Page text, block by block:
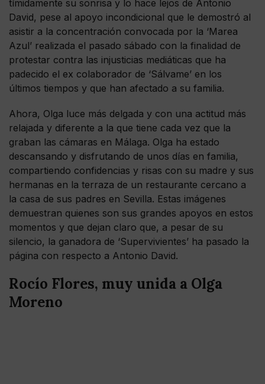
tímidamente su sonrisa y lo hace lejos de Antonio
David, pese al apoyo incondicional que le demostró al
asistir a la concentración convocada por la ‘Marea
Azul’ realizada el pasado sábado con la finalidad de
protestar contra las injusticias mediáticas que ha
padecido el ex colaborador de ‘Sálvame’ en los
últimos tiempos y que han afectado a su familia.
Ahora, Olga luce más delgada y con una actitud más
relajada y diferente a la que tiene cada vez que la
graban las cámaras en Málaga. Olga ha estado
descansando y disfrutando de unos días en familia,
compartiendo confidencias y risas con su madre y sus
hermanas en la terraza de un restaurante cercano a
la casa de sus padres en Sevilla. Estas imágenes
demuestran quienes son sus grandes apoyos en estos
momentos y que dejan claro que, a pesar de su
silencio, la ganadora de ‘Supervivientes’ ha pasado la
página con respecto a Antonio David.
Rocío Flores, muy unida a Olga
Moreno